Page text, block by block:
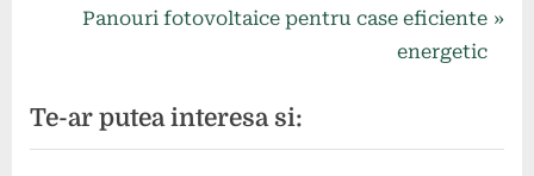
o
u
N
t
P
Panouri fotovoltaice pentru case eficiente
energetic
Te-ar putea interesa si: